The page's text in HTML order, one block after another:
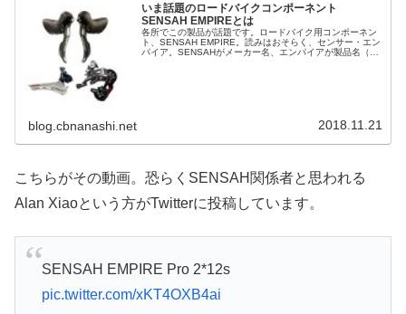
いま話題のロードバイクコンポーネント
SENSAH EMPIREとは
各所でこの製品が話題です。ロードバイク用コンポーネン
ト、SENSAH EMPIRE。読みはおそらく、センサー・エン
パイア。SENSAHがメーカー名、エンパイアが製品名（グ
blog.cbnanashi.net 2018.11.21
こちらがその動画。恐らくSENSAH関係者と思われる
Alan Xiaoという方がTwitterに投稿しています。
SENSAH EMPIRE Pro 2*12s
pic.twitter.com/xKT4OXB4ai